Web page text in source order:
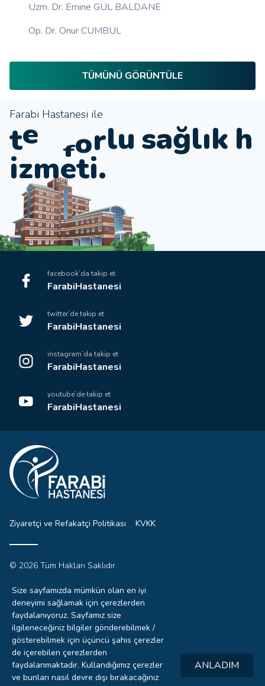
Uzm. Dr. Emine GÜL BALDANE
Op. Dr. Onur CUMBUL
TÜMÜNÜ GÖRÜNTÜLE
Farabi Hastanesi ile
sağlık h
izmeti.
te nol o
facebook’da takip et
FarabiHastanesi
twitter’de takip et
FarabiHastanesi
instagram’da takip et
FarabiHastanesi
youtube’de takip et
FarabiHastanesi
Ziyaretçi ve Refakatçi Politikası KVKK
© 2026 Tüm Hakları Saklıdır.
İzinsiz, kaynak gösterilmeden kullanılamaz.
0332
221 4444
Hızlı
Size sayfamızda mümkün olan en iyi
deneyimi sağlamak için çerezlerden
faydalanıyoruz. Sayfamız size
ilgileneceğiniz bilgiler gönderebilmek /
gösterebilmek için üçüncü şahıs çerezler
de içerebilen çerezlerden
faydalanmaktadır. Kullandığımız çerezler
ve bunları nasıl devre dışı bırakacağınız
ANLADIM